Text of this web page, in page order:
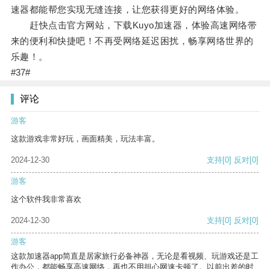
速器都能帮您实现无缝连接，让您获得更好的网络体验。
赶快点击官方网站，下载Kuyo加速器，体验高速网络带
来的便利和快捷吧！不再受网络延迟困扰，畅享网络世界的
乐趣！。
#37#
评论
游客
这款游戏非常好玩，画面精美，玩法丰富。
2024-12-30 支持[0] 反对[0]
游客
这个软件我非常喜欢
2024-12-30 支持[0] 反对[0]
游客
这款加速器app简直是居家旅行必备神器，无论是看视频、玩游戏还是工
作办公，都能畅享高速网络，再也不用担心网速卡顿了。以前出差的时